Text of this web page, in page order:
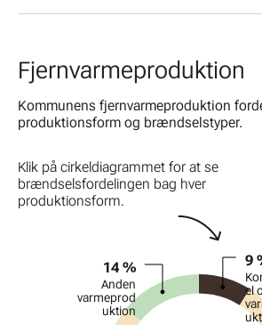
Fjernvarmeproduktion
Kommunens fjernvarmeproduktion
produktionsform og brændselstyper.
Klik på cirkeldiagrammet for at se
brændselsfordelingen bag hver
produktionsform.
Pie chart with 3 slices.
9
el
14 %
Anden
varmeprod
uktion